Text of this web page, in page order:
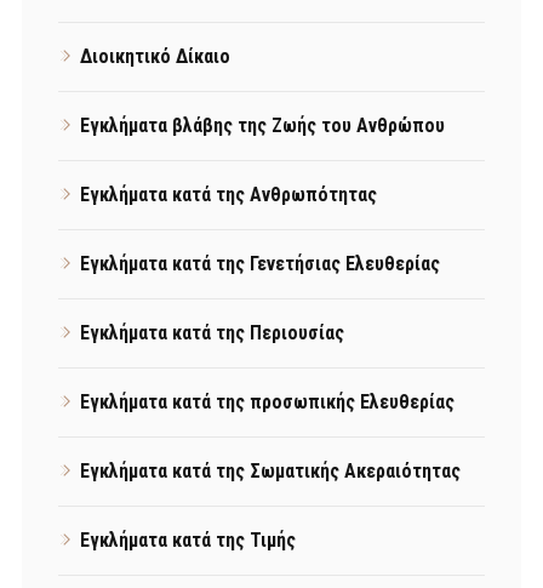
Διοικητικό Δίκαιο
Εγκλήματα βλάβης της Ζωής του Ανθρώπου
Εγκλήματα κατά της Ανθρωπότητας
Εγκλήματα κατά της Γενετήσιας Ελευθερίας
Εγκλήματα κατά της Περιουσίας
Εγκλήματα κατά της προσωπικής Ελευθερίας
Εγκλήματα κατά της Σωματικής Ακεραιότητας
Εγκλήματα κατά της Τιμής